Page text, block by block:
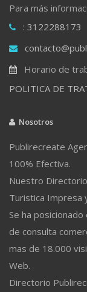
Para más
: 3122288173
Horario de
POLITICA DE
Nosotros
Publirecreate
100% Efectiva.
Nuestro
Turistica Impresa
Se ha
de consulta
mas de 18.000
Web.
Directorio